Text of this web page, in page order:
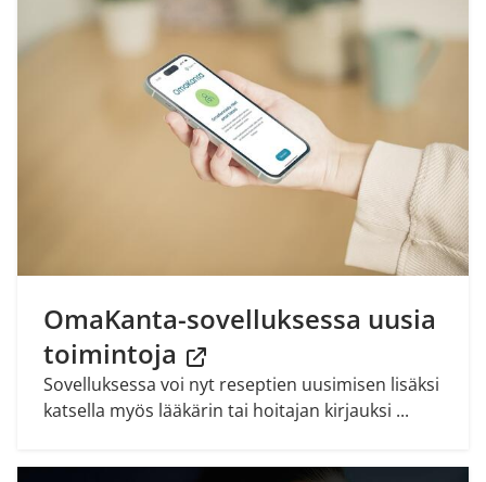
OmaKanta-sovelluksessa uusia
toimintoja
Sovelluksessa voi nyt reseptien uusimisen lisäksi
katsella myös lääkärin tai hoitajan kirjauksi ...